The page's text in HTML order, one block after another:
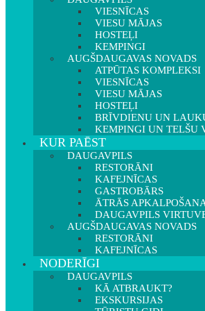
VIESNĪCAS
VIESU MĀJAS
HOSTEĻI
KEMPINGI
AUGŠDAUGAVAS NOVADS
ATPŪTAS KOMPLEKSI
VIESNĪCAS
VIESU MĀJAS
HOSTEĻI
BRĪVDIENU UN
KEMPINGI UN TELŠU
KUR PAĒST
DAUGAVPILS
RESTORĀNI
KAFEJNĪCAS
GASTROBĀRS
ĀTRĀS
DAUGAVPILS
AUGŠDAUGAVAS NOVADS
RESTORĀNI
KAFEJNĪCAS
NODERĪGI
DAUGAVPILS
KĀ ATBRAUKT?
EKSKURSIJAS